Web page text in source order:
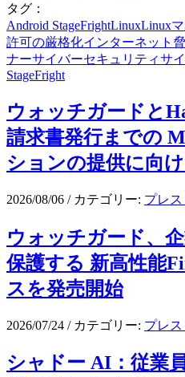
タグ：
Android StageFrightLinuxLinux
許可の厳格化インターネット
ナーサイバーセキュリティサ
StageFright
ウォッチガードと
請求書発行までの
ションの提供に向
2026/08/06 / カテゴリー: プレ
ウォッチガード、
保護する 新高性能
スを発売開始
2026/07/24 / カテゴリー: プレ
シャドー AI：従業